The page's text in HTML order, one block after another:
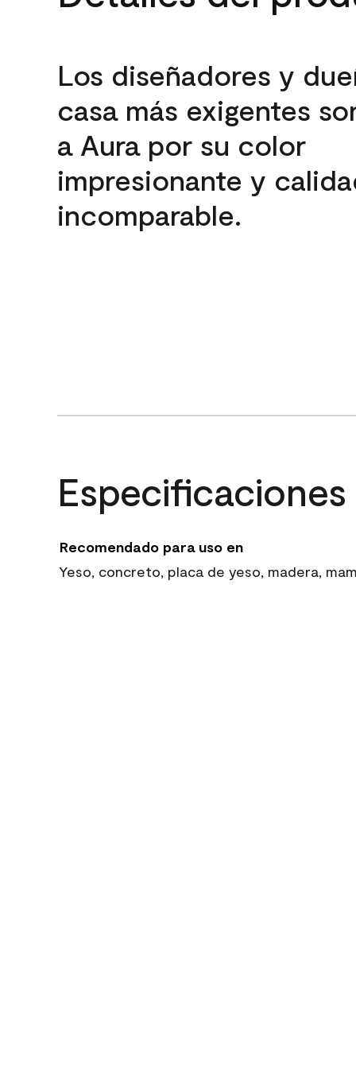
Los diseñadores y
casa más exigentes
a Aura por su color
impresionante y
incomparable.
Especificaciones
Recomendado para uso en
Yeso, concreto, placa de yeso, madera,